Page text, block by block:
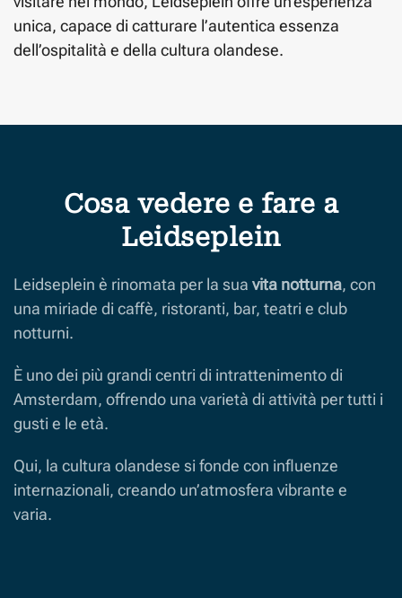
unica, capace di catturare l’autentica essenza
dell’ospitalità e della cultura olandese.
Cosa vedere e fare a
Leidseplein
Leidseplein è rinomata per la sua vita notturna, con
una miriade di caffè, ristoranti, bar, teatri e club
notturni.
È uno dei più grandi centri di intrattenimento di
Amsterdam, offrendo una varietà di attività per tutti i
gusti e le età.
Qui, la cultura olandese si fonde con influenze
internazionali, creando un’atmosfera vibrante e
varia.